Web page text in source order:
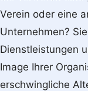
Verein oder eine
Unternehmen?
Dienstleistungen
Image Ihrer
erschwingliche